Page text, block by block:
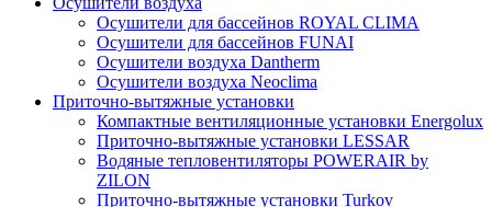
Осушители для бассейнов ROYAL CLIMA
Осушители для бассейнов FUNAI
Осушители воздуха Dantherm
Осушители воздуха Neoclima
Приточно-вытяжные установки
Компактные вентиляционные установки Energolux
Приточно-вытяжные установки LESSAR
Водяные тепловентиляторы POWERAIR by
ZILON
Приточно-вытяжные установки Turkov